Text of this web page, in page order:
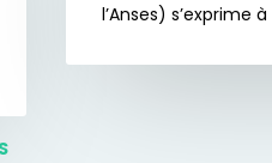
l’Anses) s’exprime à